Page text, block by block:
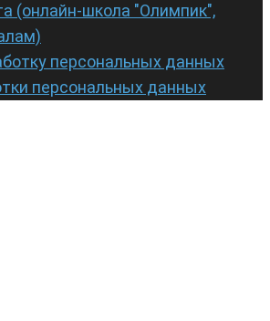
(онлайн-школа "Олимпик",
персональных данных
персональных данных